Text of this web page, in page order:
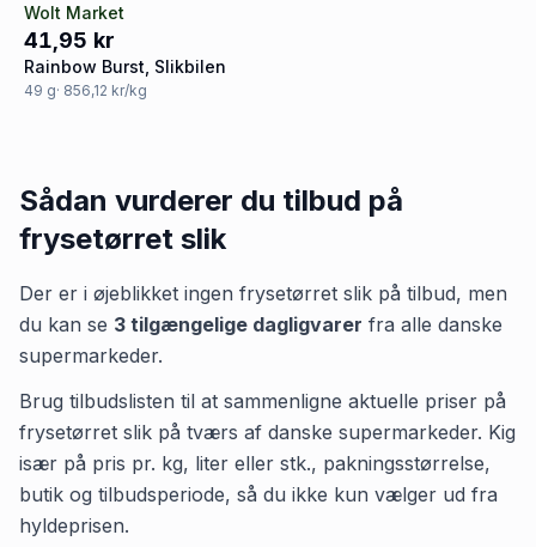
Wolt Market
41,95 kr
Rainbow Burst, Slikbilen
49 g· 856,12 kr/kg
Sådan vurderer du tilbud på
frysetørret slik
Der er i øjeblikket ingen frysetørret slik på tilbud, men
du kan se 3 tilgængelige dagligvarer fra alle danske
supermarkeder.
Brug tilbudslisten til at sammenligne aktuelle priser på
frysetørret slik på tværs af danske supermarkeder. Kig
især på pris pr. kg, liter eller stk., pakningsstørrelse,
butik og tilbudsperiode, så du ikke kun vælger ud fra
hyldeprisen.